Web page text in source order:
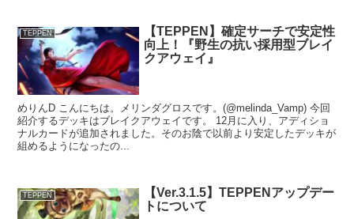
TEPPEN
【TEPPEN】確定サーチで安定性
向上！『野生の抗い採用型ブレイ
クアウェイ』
めりんD こんにちは。メリンダグロスです。(@melinda_Vamp) 今回
紹介するデッキはブレイクアウェイです。 12月に入り、アディショ
ナルカードが追加されました。そのお陰で以前より安定したデッキが
組めるようになったの...
TEPPEN
【Ver.3.1.5】TEPPENアップデー
トについて